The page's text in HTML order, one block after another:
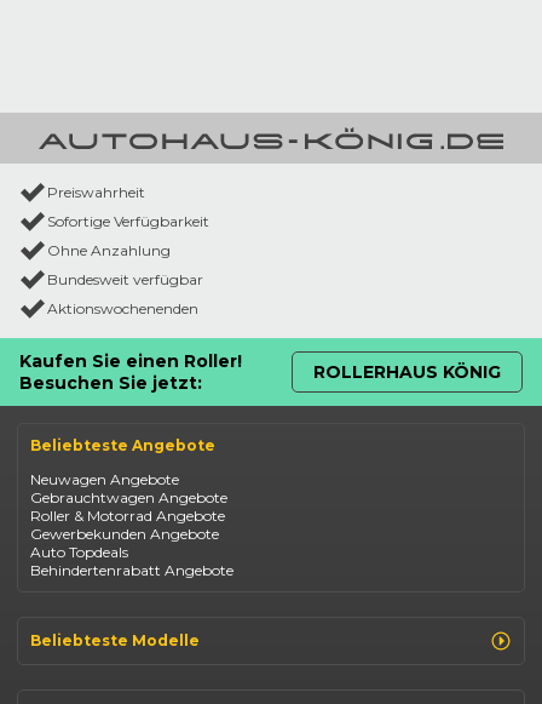
Preiswahrheit
Sofortige Verfügbarkeit
Ohne Anzahlung
Bundesweit verfügbar
Aktionswochenenden
Kaufen Sie einen Roller!
Besuchen Sie jetzt:
ROLLERHAUS KÖNIG
Beliebteste Angebote
Neuwagen Angebote
Gebrauchtwagen Angebote
Roller & Motorrad Angebote
Gewerbekunden Angebote
Auto Topdeals
Behindertenrabatt Angebote
Beliebteste Modelle